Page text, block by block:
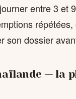
entre 3 et
répétées,
son dossier
— la